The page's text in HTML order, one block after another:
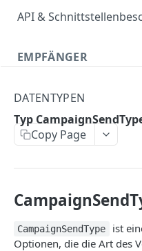
Verwendung des
CRM Connector
[EN] Using the JSON
[EN] API Update-Info
API &
EMPFÄNGER
DeleteProfile
DATENTYPEN
Typ
Copy Page
CampaignSendType
ist
Optionen, die die Art des